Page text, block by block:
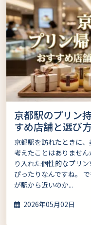
京都駅のプリン
すめ店舗と選び
京都駅を訪れたときに
考えたことはありませ
り入れた個性的なプリ
ぴったりなんですね。
が駅から近いのか...
2026年05月02日